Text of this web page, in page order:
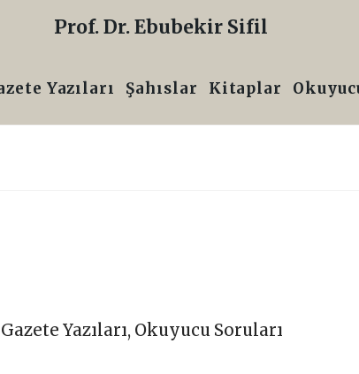
Prof. Dr. Ebubekir Sifil
Yazıları Şahıslar Kitaplar
Gazete Yazıları, Okuyucu Soruları